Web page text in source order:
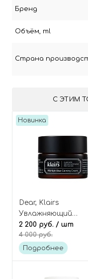
Бренд
Объём, ml
Страна
С ЭТИМ
Новинка
Dear, Klairs
Увлажняющий
голубой ночной
азуленом и
Midnight Blue
2 200 руб. / шт
4 000 руб.
Подробнее